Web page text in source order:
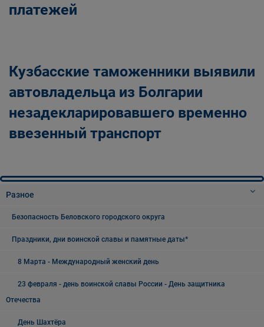
платежей
Кузбасские таможенники выявили
автовладельца из Болгарии
незадекларировавшего временно
ввезенный транспорт
Разное
Безопасность Беловского городского округа
Праздники, дни воинской славы и памятные даты*
8 Марта - Международный женский день
23 февраля - день воинской славы России - День защитника
Отечества
День Шахтёра